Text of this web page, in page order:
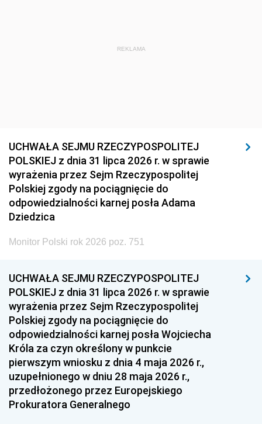
REKLAMA
UCHWAŁA SEJMU RZECZYPOSPOLITEJ
POLSKIEJ z dnia 31 lipca 2026 r. w sprawie
wyrażenia przez Sejm Rzeczypospolitej
Polskiej zgody na pociągnięcie do
odpowiedzialności karnej posła Adama
Dziedzica
Monitor Polski rok 2026 poz. 751
UCHWAŁA SEJMU RZECZYPOSPOLITEJ
POLSKIEJ z dnia 31 lipca 2026 r. w sprawie
wyrażenia przez Sejm Rzeczypospolitej
Polskiej zgody na pociągnięcie do
odpowiedzialności karnej posła Wojciecha
Króla za czyn określony w punkcie
pierwszym wniosku z dnia 4 maja 2026 r.,
uzupełnionego w dniu 28 maja 2026 r.,
przedłożonego przez Europejskiego
Prokuratora Generalnego